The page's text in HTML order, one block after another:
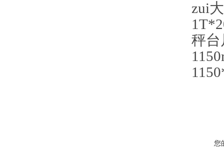
zui
秤台
您